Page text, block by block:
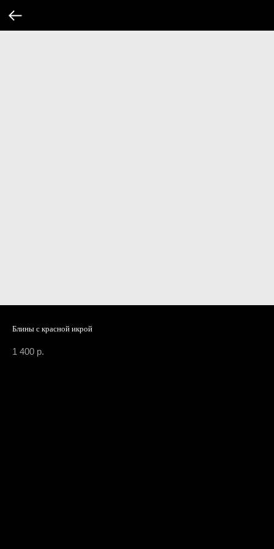
Блины с красной икрой
1 400 р.